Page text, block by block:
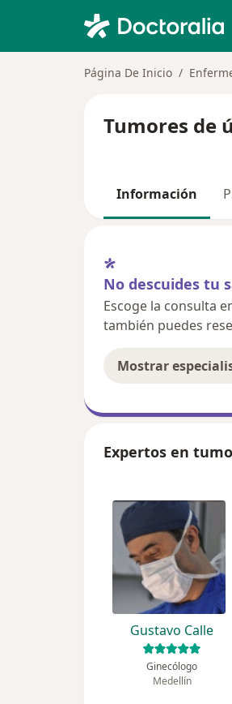
Página De Inicio
Tumores de
Información
No descuides tu
Escoge la consulta
también puedes
Mostrar
Expertos en
Gustavo Calle
Ginecólogo
Medellín